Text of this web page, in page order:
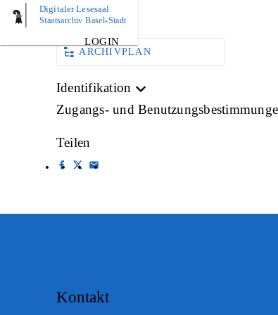
Digitaler Lesesaal
Staatsarchiv Basel-Stadt
LOGIN
AKTE
ARCHIVPLAN
Identifikation
Zugangs- und
Teilen
Kontakt